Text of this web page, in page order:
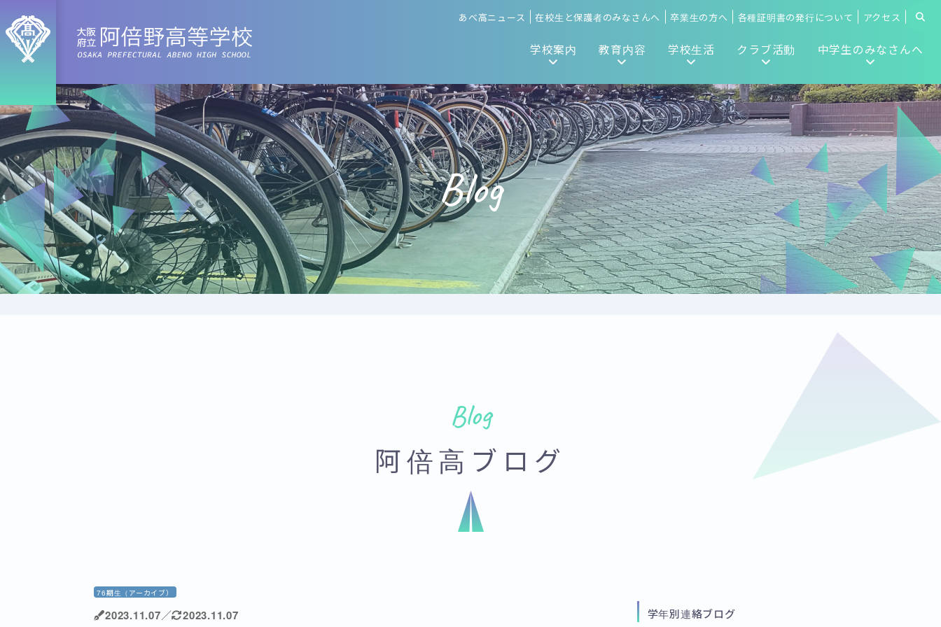
学校案内 教育内容 学校生活 クラブ活動 中学生のみなさんへ
あべ高ニュース 在校生と保護者のみなさんへ 卒業生の方へ 各種証明書の発行について アクセス
Blog
Blog
阿倍高ブログ
76期生（アーカイブ）
2023.11.07／ 2023.11.07 学年別連絡ブログ